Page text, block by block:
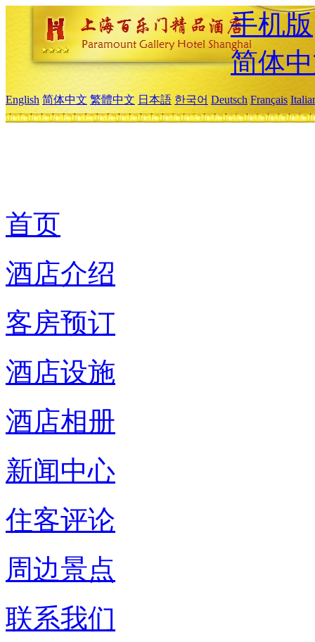
手机版
简体
English 简体中文 繁體中文 日本語 한국어 Deutsch Français
首页
酒店介绍
客房预订
酒店设施
酒店相册
新闻中心
住客评论
周边景点
联系我们